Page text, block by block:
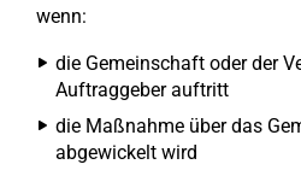
wenn:
die Gemeinschaft oder der
Auftraggeber auftritt
die Maßnahme über das
abgewickelt wird